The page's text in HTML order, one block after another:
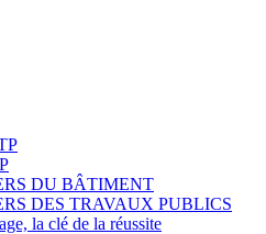
DU BÂTIMENT
DES TRAVAUX PUBLICS
la clé de la réussite